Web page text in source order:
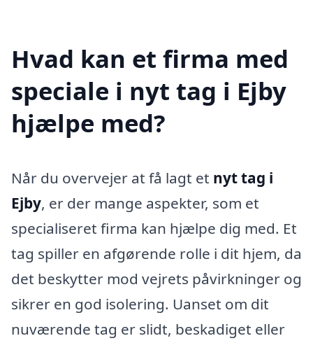
Hvad kan et firma med
speciale i nyt tag i Ejby
hjælpe med?
Når du overvejer at få lagt et nyt tag i
Ejby, er der mange aspekter, som et
specialiseret firma kan hjælpe dig med. Et
tag spiller en afgørende rolle i dit hjem, da
det beskytter mod vejrets påvirkninger og
sikrer en god isolering. Uanset om dit
nuværende tag er slidt, beskadiget eller